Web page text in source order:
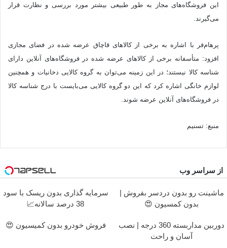
این فروشگاه‌های مجاز به طور طبیعی بیشتر مورد بررسی و نظارت قرار
می‌گیرند.
پرهام‌فر با اشاره به برخی از کالا‌های قاچاق عرضه شده در فضای مجازی
افزود: متأسفانه برخی از کالا‌های عرضه شده در فروشگاه‌های آنلاین دارای
شناسه کالا نیستند؛ در این زمینه می‌توان به گروه کالا‌یی دخانیات و همچنین
لوازم خانگی اشاره کرد که این دو گروه کالایی می‌بایست با درج شناسه کالا
در فروشگاه‌های آنلاین عرضه شوند.
منبع: تسنیم
از سراسر وب
ماشینت رو بدون دردسر بفروش |
بدون کمسیون 😍
سرمایه گذاری بدون ریسک با سود
38 درصد سالانه📈
دوربین مداربسته 360 درجه | نصب
آسان و راحت
فروش خودرو بدون کمیسیون 😍